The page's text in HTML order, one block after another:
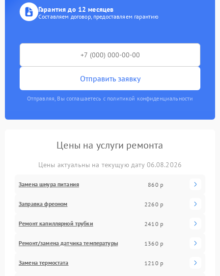
Гарантия до 12 месяцев
Составляем договор, предоставляем гарантию
Отправить заявку
Отправляя, Вы соглашаетесь с политикой конфиденциальности
Цены на услуги ремонта
Цены актуальны на текущую дату 06.08.2026
Замена шнура питания 860 р
Заправка фреоном 2260 р
Ремонт капиллярной трубки 2410 р
Ремонт/замена датчика температуры 1360 р
Замена термостата 1210 р